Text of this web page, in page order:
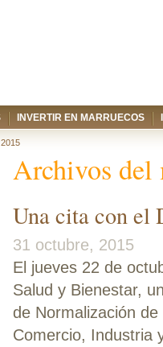
INVERTIR EN MARRUECOS
Archivos
Una cita con el
31 octubre, 2015
El jueves 22 de
Salud y Bienestar,
de Normalización
Comercio, Industria